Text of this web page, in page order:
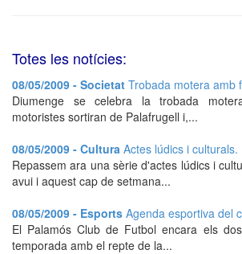
Totes les notícies:
08/05/2009 - Societat Trobada motera amb
Diumenge se celebra la trobada
motoristes sortiran de Palafrugell i,...
08/05/2009 - Cultura Actes lúdics i culturals.
Repassem ara una sèrie d'actes lúdics i
avui i aquest cap de setmana...
08/05/2009 - Esports Agenda esportiva del
El Palamós Club de Futbol encara els
temporada amb el repte de la...